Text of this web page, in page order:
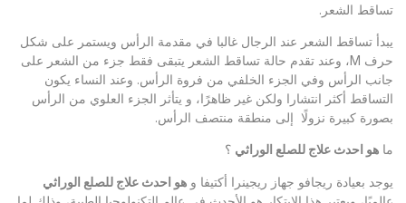
تساقط الشعر.
يبدأ تساقط الشعر عند الرجال غالبا في مقدمة الرأس ويستمر على شكل
حرف M، وعند تقدم حالة تساقط الشعر يتبقى فقط جزء من الشعر على
جانب الرأس وفي الجزء الخلفي من فروة الرأس. وعند النساء يكون
التساقط أكثر انتشارا ولكن غير ظاهرًا، و يتأثر الجزء العلوي من الرأس
بصورة كبيرة نزولًا إلى منطقة منتصف الرأس.
ما هو احدث علاج للصلع الوراثي ؟
يوجد بعيادة ريجافو جهاز ريجينرا أكتيفا و هو احدث علاج للصلع الوراثي